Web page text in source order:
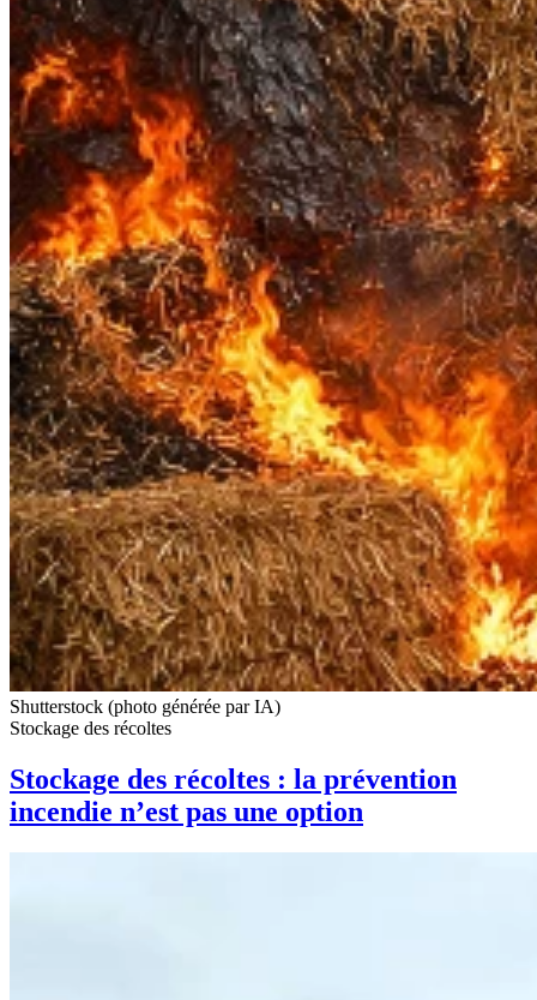
Shutterstock (photo générée par IA)
Stockage des récoltes
Stockage des récoltes : la prévention
incendie n’est pas une option